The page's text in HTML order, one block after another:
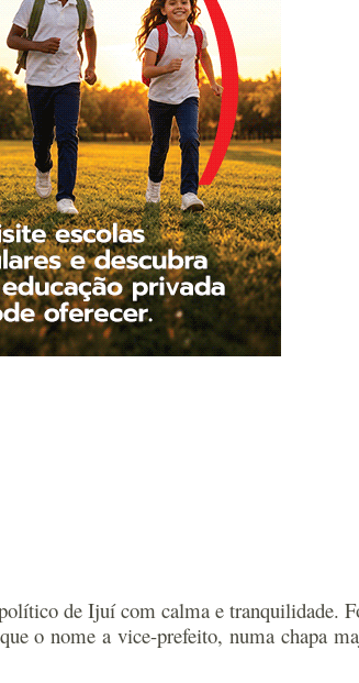
de Ijuí com calma e tranquilidade.
o nome a vice-prefeito, numa chapa